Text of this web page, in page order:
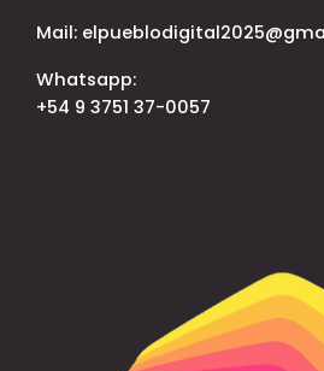
Mail:
Whatsapp:
+54 9 3751 37-0057